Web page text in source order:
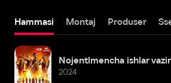
Hammasi Montaj Produser
Nojentlmencha ishlar
2024